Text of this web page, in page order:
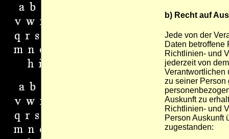
b) Recht auf
Jede von der
Daten betroffene
Richtlinien- und
jederzeit von
Verantwortlichen
zu seiner Person
Auskunft zu
Richtlinien- und
Person Auskunft
zugestanden: